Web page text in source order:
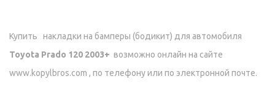
Купить накладки на бамперы (бодикит) для автомобиля
Toyota Prado 120 2003+ возможно онлайн на сайте
www.kopylbros.com , по телефону или по электронной почте.